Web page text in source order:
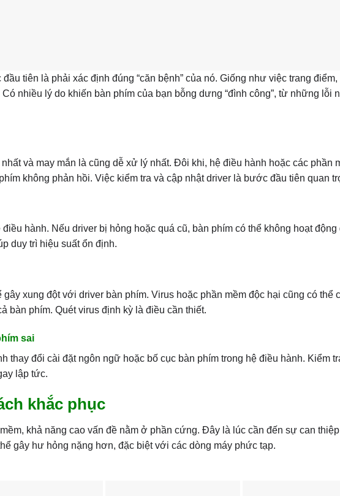
tiên là phải xác định đúng “căn bệnh” của nó. Giống như việc trang điểm,
nhiều lý do khiến bàn phím của bạn bỗng dưng “đình công”, từ những lỗi
và may mắn là cũng dễ xử lý nhất. Đôi khi, hệ điều hành hoặc các phần
không phản hồi. Việc kiểm tra và cập nhật driver là bước đầu tiên quan
hành. Nếu driver bị hỏng hoặc quá cũ, bàn phím có thể không hoạt động
duy trì hiệu suất ổn định.
xung đột với driver bàn phím. Virus hoặc phần mềm độc hại cũng có thể
bàn phím. Quét virus định kỳ là điều cần thiết.
sai
thay đổi cài đặt ngôn ngữ hoặc bố cục bàn phím trong hệ điều hành. Kiểm
lập tức.
khắc phục
khả năng cao vấn đề nằm ở phần cứng. Đây là lúc cần đến sự can
gây hư hỏng nặng hơn, đặc biệt với các dòng máy phức tạp.